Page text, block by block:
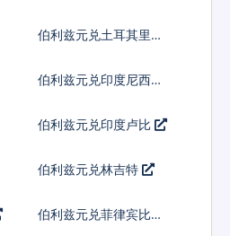
伯利兹元兑土耳其里拉
伯利兹元兑印度尼西亚
伯利兹元兑印度卢比
伯利兹元兑林吉特
伯利兹元兑菲律宾比索